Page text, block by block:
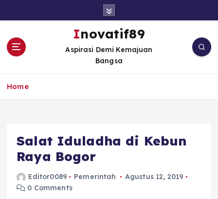
Inovatif89
Aspirasi Demi Kemajuan
Bangsa
Home
Salat Iduladha di Kebun
Raya Bogor
Editor0089 Pemerintah
Agustus 12, 2019
0 Comments